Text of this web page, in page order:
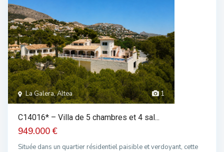
1
La Galera, Altea
C14016* – Villa de 5 chambres et 4 sal...
949.000 €
Située dans un quartier résidentiel paisible et verdoyant, cette